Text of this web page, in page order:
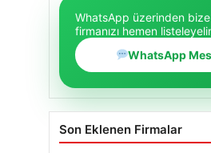
WhatsApp üzerinden bize
firmanızı hemen
WhatsApp
Son Eklenen Firmalar